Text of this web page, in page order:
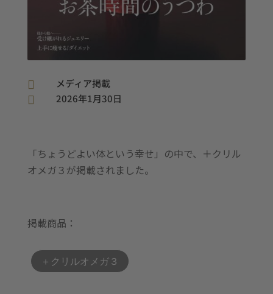
 メディア掲載
 2026年1月30日
「ちょうどよい体という幸せ」の中で、＋クリル
オメガ３が掲載されました。
掲載商品：
＋クリルオメガ３